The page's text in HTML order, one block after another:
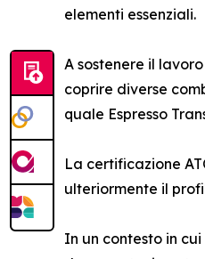
elementi essenziali.
A sostenere il
coprire diverse
quale Espresso
La certificazione
ulteriormente il
In un contesto in